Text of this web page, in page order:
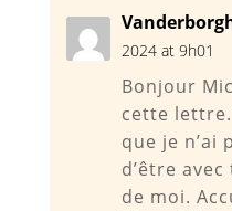
2024 at 9h01
Bonjour
cette
que je n’ai
d’être
de moi.